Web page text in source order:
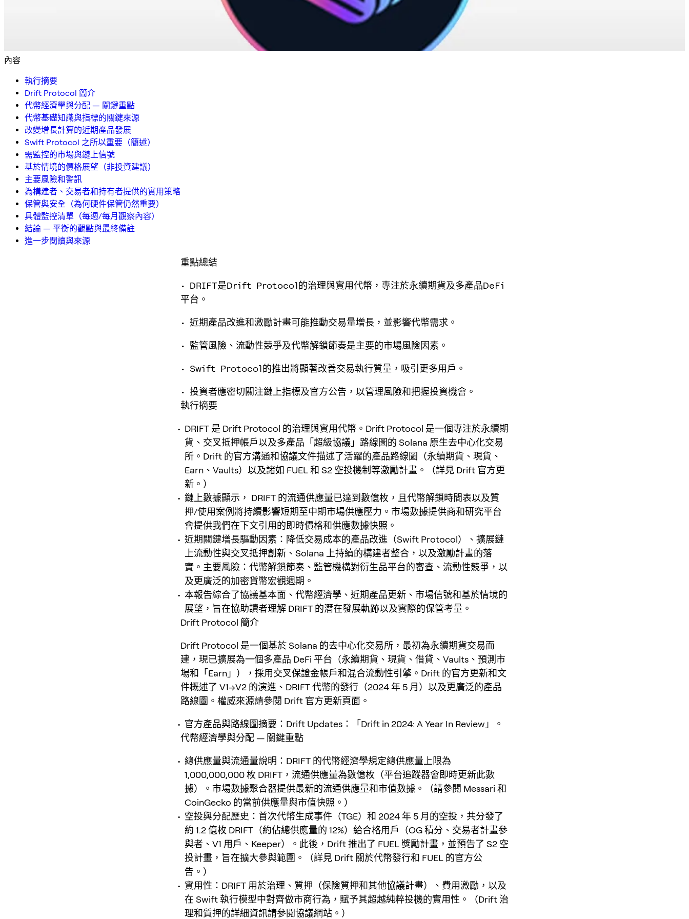
內容
執行摘要
Drift Protocol 簡介
代幣經濟學與分配 — 關鍵重點
代幣基礎知識與指標的關鍵來源
改變增長計算的近期產品發展
Swift Protocol 之所以重要（簡述）
需監控的市場與鏈上信號
基於情境的價格展望（非投資建議）
主要風險和警訊
為構建者、交易者和持有者提供的實用策略
保管與安全（為何硬件保管仍然重要）
具體監控清單（每週/每月觀察內容）
結論 — 平衡的觀點與最終備註
進一步閱讀與來源
重點總結
• DRIFT是Drift Protocol的治理與實用代幣，專注於永續期貨及多產品DeFi
平台。
• 近期產品改進和激勵計畫可能推動交易量增長，並影響代幣需求。
• 監管風險、流動性競爭及代幣解鎖節奏是主要的市場風險因素。
• Swift Protocol的推出將顯著改善交易執行質量，吸引更多用戶。
• 投資者應密切關注鏈上指標及官方公告，以管理風險和把握投資機會。
執行摘要
DRIFT 是 Drift Protocol 的治理與實用代幣。Drift Protocol 是一個專注於永續期
貨、交叉抵押帳戶以及多產品「超級協議」路線圖的 Solana 原生去中心化交易
所。Drift 的官方溝通和協議文件描述了活躍的產品路線圖（永續期貨、現貨、
Earn、Vaults）以及諸如 FUEL 和 S2 空投機制等激勵計畫。（詳見 Drift 官方更
新。）
鏈上數據顯示， DRIFT 的流通供應量已達到數億枚，且代幣解鎖時間表以及質
押/使用案例將持續影響短期至中期市場供應壓力。市場數據提供商和研究平台
會提供我們在下文引用的即時價格和供應數據快照。
近期關鍵增長驅動因素：降低交易成本的產品改進（Swift Protocol）、擴展鏈
上流動性與交叉抵押創新、Solana 上持續的構建者整合，以及激勵計畫的落
實。主要風險：代幣解鎖節奏、監管機構對衍生品平台的審查、流動性競爭，以
及更廣泛的加密貨幣宏觀週期。
本報告綜合了協議基本面、代幣經濟學、近期產品更新、市場信號和基於情境的
展望，旨在協助讀者理解 DRIFT 的潛在發展軌跡以及實際的保管考量。
Drift Protocol 簡介
Drift Protocol 是一個基於 Solana 的去中心化交易所，最初為永續期貨交易而
建，現已擴展為一個多產品 DeFi 平台（永續期貨、現貨、借貸、Vaults、預測市
場和「Earn」），採用交叉保證金帳戶和混合流動性引擎。Drift 的官方更新和文
件概述了 V1→V2 的演進、DRIFT 代幣的發行（2024 年 5 月）以及更廣泛的產品
路線圖。權威來源請參閱 Drift 官方更新頁面。
官方產品與路線圖摘要：Drift Updates：「Drift in 2024: A Year In Review」。
代幣經濟學與分配 — 關鍵重點
總供應量與流通量說明：DRIFT 的代幣經濟學規定總供應量上限為
1,000,000,000 枚 DRIFT，流通供應量為數億枚（平台追蹤器會即時更新此數
據）。市場數據聚合器提供最新的流通供應量和市值數據。（請參閱 Messari 和
CoinGecko 的當前供應量與市值快照。）
空投與分配歷史：首次代幣生成事件（TGE）和 2024 年 5 月的空投，共分發了
約 1.2 億枚 DRIFT（約佔總供應量的 12%）給合格用戶（OG 積分、交易者計畫參
與者、V1 用戶、Keeper）。此後，Drift 推出了 FUEL 獎勵計畫，並預告了 S2 空
投計畫，旨在擴大參與範圍。（詳見 Drift 關於代幣發行和 FUEL 的官方公
告。）
實用性：DRIFT 用於治理、質押（保險質押和其他協議計畫）、費用激勵，以及
在 Swift 執行模型中對齊做市商行為，賦予其超越純粹投機的實用性。（Drift 治
理和質押的詳細資訊請參閱協議網站。）